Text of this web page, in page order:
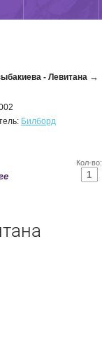
- Левитана →
Билборд
Кол-во: